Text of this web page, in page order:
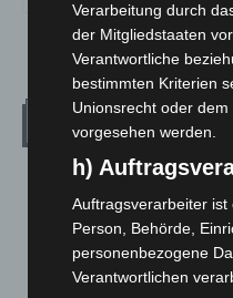
Verarbeitung durch
der Mitgliedstaaten
Verantwortliche
bestimmten Kriterien
Unionsrecht oder
vorgesehen werden.
h)
Auftragsverarbeiter
Person, Behörde,
personenbezogene
Verantwortlichen